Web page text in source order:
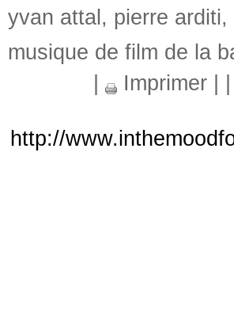
yvan attal , pierre arditi,
musique de film de la
Imprimer
http://